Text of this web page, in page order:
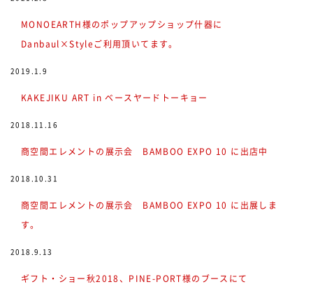
MONOEARTH様のポップアップショップ什器に
Danbaul×Styleご利用頂いてます。
2019.1.9
KAKEJIKU ART in ベースヤードトーキョー
2018.11.16
商空間エレメントの展示会 BAMBOO EXPO 10 に出店中
2018.10.31
商空間エレメントの展示会 BAMBOO EXPO 10 に出展しま
す。
2018.9.13
ギフト・ショー秋2018、PINE-PORT様のブースにて